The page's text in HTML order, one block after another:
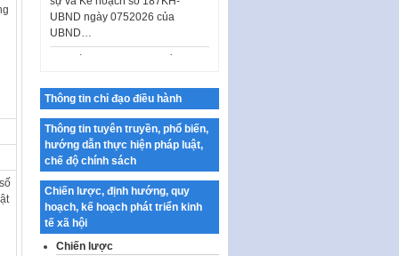
UBND…
Ban hành Danh mục vị trí khai
thác quảng cáo trên địa bàn
Kế hoạch Tổ chức Cuộc thi
chính luận về bảo vệ nền tảng tư
tưởng của Đảng…
Công bố công khai dự toán kinh
phí xây dựng pháp luật, hoàn
thiện thể chế, chính…
Quy định về nghiên cứu, ứng
dụng khoa học, công nghệ, đổi
mới sáng tạo và chuyển…
Thông tin chỉ đạo điều hành
Thông tin tuyên truyền, phổ biến,
hướng dẫn thực hiện pháp luật,
chế độ chính sách
Chiến lược, định hướng, quy
hoạch, kế hoạch phát triển kinh
tế xã hội
Chiến lược